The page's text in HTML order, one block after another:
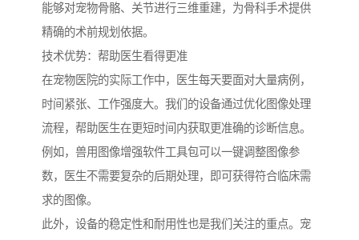
能够对宠物骨骼、关节进行三维重建，为骨科手术提供
精确的术前规划依据。
技术优势：帮助医生看得更准
在宠物医院的实际工作中，医生每天要面对大量病例，
时间紧张、工作强度大。我们的设备通过优化图像处理
流程，帮助医生在更短时间内获取更准确的诊断信息。
例如，兽用图像增强软件工具包可以一键调整图像参
数，医生不需要复杂的后期处理，即可获得符合临床需
求的图像。
此外，设备的稳定性和耐用性也是我们关注的重点。宠